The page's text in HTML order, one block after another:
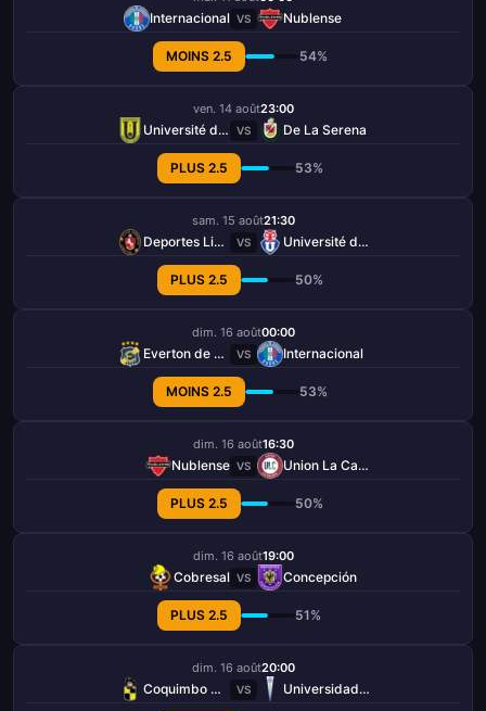
Internacional VS Nublense
MOINS 2.5 54%
ven. 14 août23:00
Université de Concepción VS De La Serena
PLUS 2.5 53%
sam. 15 août21:30
Deportes Limache VS Université de Chile
PLUS 2.5 50%
dim. 16 août00:00
Everton de Vina VS Internacional
MOINS 2.5 53%
dim. 16 août16:30
Nublense VS Union La Calera
PLUS 2.5 50%
dim. 16 août19:00
Cobresal VS Concepción
PLUS 2.5 51%
dim. 16 août20:00
Coquimbo Unido VS Universidad Católica